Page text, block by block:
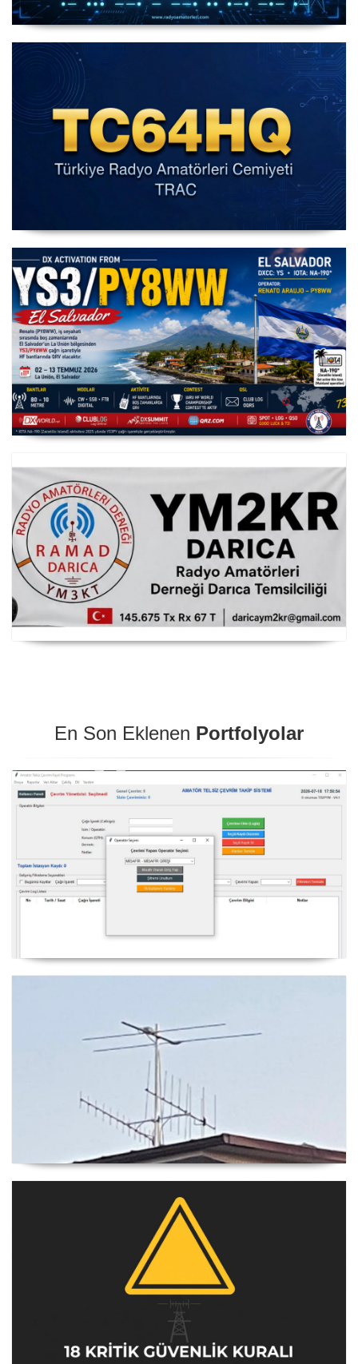
IARU HF World Championship 2026
IARU HF Yarışması TC64HQ Havada Olacak (Trac
YS3/PY8WW Türkiye'den FT8 Mümkün
RAMAD Darıca Temsilciliği YM2KR
En Son Eklenen Portfolyolar
NexQso Telsiz Çevrim Kayıt Programı Güncelleme
Yagi Anten Yönü Nasıl Belirlenir